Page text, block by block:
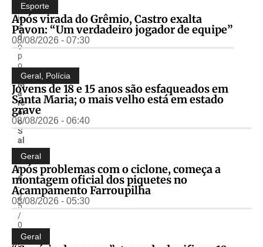
bl
ic
a
d
o
p
o
M
a
rc
el
o
S
al
z
a
n
o
-
2
5
/
0
6
/
Esporte
Após virada do Grêmio, Castro exalta
Pavon: “Um verdadeiro jogador de equipe”
08/08/2026 - 07:30
Geral Polícia
Jovens de 18 e 15 anos são esfaqueados em
Santa Maria; o mais velho está em estado
grave
08/08/2026 - 06:40
Geral
Após problemas com o ciclone, começa a
montagem oficial dos piquetes no
Acampamento Farroupilha
08/08/2026 - 05:30
Geral